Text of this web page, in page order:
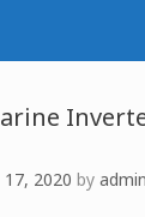
17, 2020 byadmin